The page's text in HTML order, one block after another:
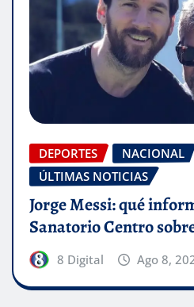
DEPORTES NACIONAL
ÚLTIMAS NOTICIAS
Jorge Messi: qué
Sanatorio Centro
8 Digital Ago 8,